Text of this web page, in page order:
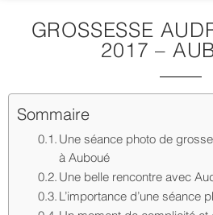
GROSSESSE
2017 –
Sommaire
Une séance photo de
à Auboué
Une belle rencontre avec
L’importance d’une séance